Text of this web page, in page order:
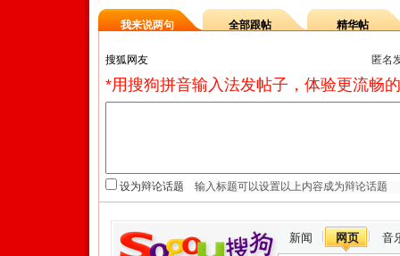
我来说两句 全部跟帖 精华帖
匿名
*用搜狗拼音输入法发帖子，体验更流畅
设为辩论话题
新闻 网页 音